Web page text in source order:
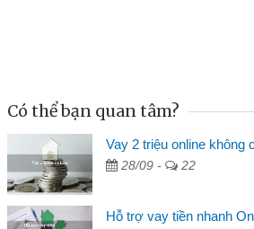
bạn
Mai Lan -
Tôi biết
sinh viên
thấy thủ
Có thể bạn quan tâm?
Vay 2 triệu online không
28/09 - 22
Hỗ trợ vay tiền nhanh